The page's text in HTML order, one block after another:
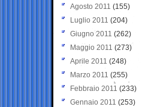
Agosto 2011 (155)
Luglio 2011 (204)
Giugno 2011 (262)
Maggio 2011 (273)
Aprile 2011 (248)
Marzo 2011 (255)
Febbraio 2011 (233)
Gennaio 2011 (253)